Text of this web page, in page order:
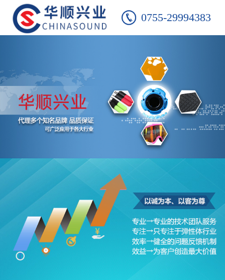
0755-29994383